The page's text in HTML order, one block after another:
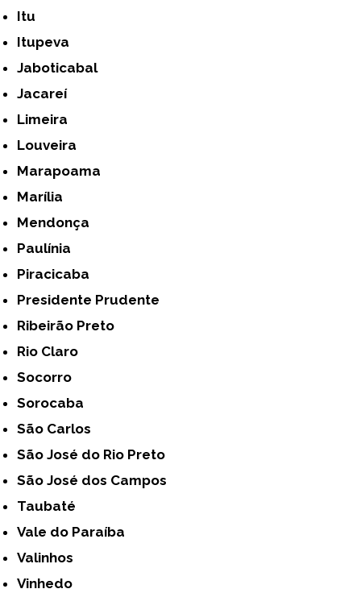
Itu
Itupeva
Jaboticabal
Jacareí
Limeira
Louveira
Marapoama
Marília
Mendonça
Paulínia
Piracicaba
Presidente Prudente
Ribeirão Preto
Rio Claro
Socorro
Sorocaba
São Carlos
São José do Rio Preto
São José dos Campos
Taubaté
Vale do Paraíba
Valinhos
Vinhedo